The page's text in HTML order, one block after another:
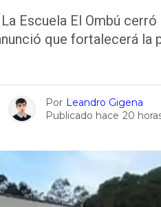
La Escuela El Ombú
que fortalecerá la
Por Leandro Gigena
Publicado hace 20